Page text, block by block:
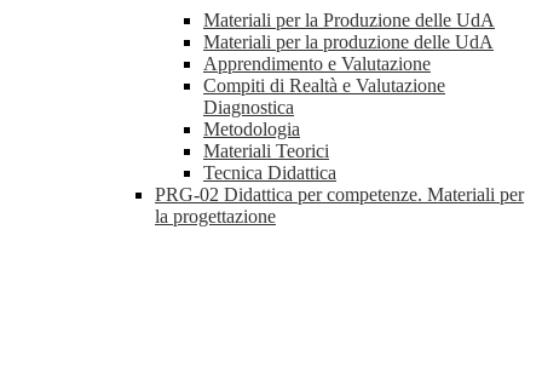
Materiali per la Produzione delle UdA
Materiali per la produzione delle UdA
Apprendimento e Valutazione
Compiti di Realtà e Valutazione
Diagnostica
Metodologia
Materiali Teorici
Tecnica Didattica
PRG-02 Didattica per competenze. Materiali per
la progettazione